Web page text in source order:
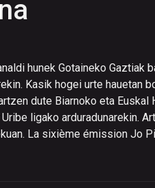
hunek Gotaineko Gaztiak
Kasik hogei urte hauetan
dute Biarnoko eta
ligako arduradunarekin.
La sixième émission Jo